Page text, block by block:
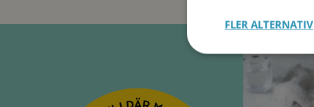
Måndag
FLER ALTERNATIV